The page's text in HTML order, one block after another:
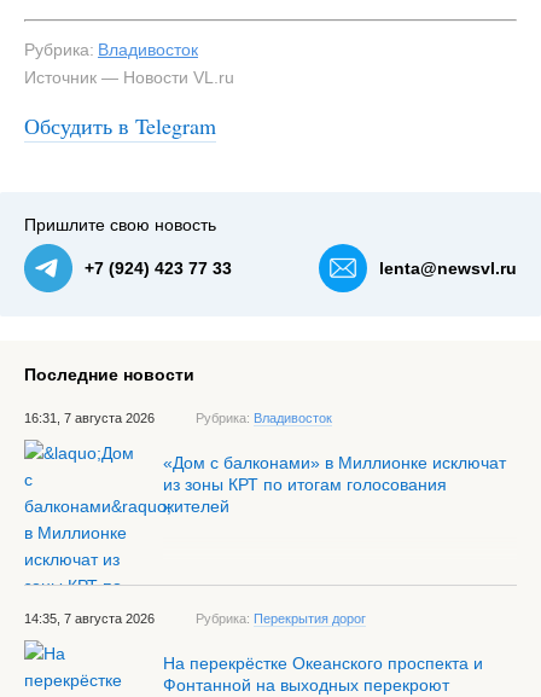
Рубрика: Владивосток
Источник — Новости VL.ru
Обсудить в Telegram
#1
Участок 25:28:050032:141, который передают в
муниципальную собственность — NewsVL.ru
Пришлите свою новость
+7 (924) 423 77 33 lenta@newsvl.ru
Последние новости
16:31, 7 августа 2026 Рубрика: Владивосток
«Дом с балконами» в Миллионке исключат
из зоны КРТ по итогам голосования
жителей
14:35, 7 августа 2026 Рубрика: Перекрытия дорог
На перекрёстке Океанского проспекта и
Фонтанной на выходных перекроют